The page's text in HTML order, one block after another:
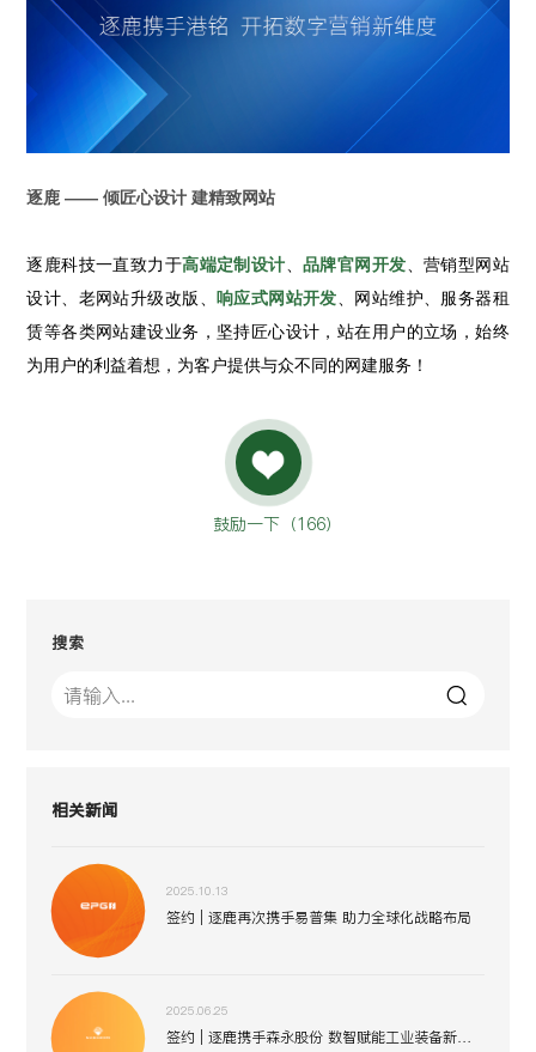
逐鹿 —— 倾匠心设计 建精致网站
逐鹿科技一直致力于高端定制设计 、品牌官网开发 、营销型网站
设计、老网站升级改版、 响应式网站开发 、网站维护、服务器租
赁等各类网站建设业务，坚持匠心设计，站在用户的立场，始终
为用户的利益着想，为客户提供与众不同的网建服务！
鼓励一下（166）
搜索
相关新闻
2025.10.13
签约 | 逐鹿再次携手易普集 助力全球化战略布局
2025.06.25
签约 | 逐鹿携手森永股份 数智赋能工业装备新生态